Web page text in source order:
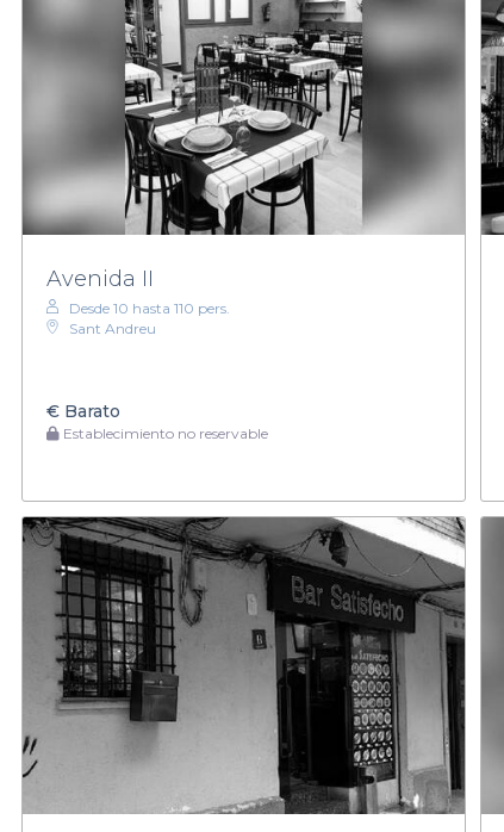
Avenida II
Desde 10 hasta 110 pers.
Sant Andreu
€ Barato
Establecimiento no reservable